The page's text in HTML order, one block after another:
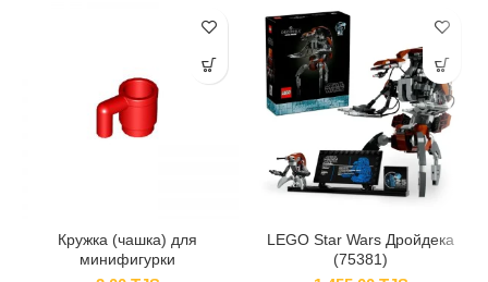
Кружка (чашка) для
минифигурки
LEGO Star Wars Дройдека
(75381)